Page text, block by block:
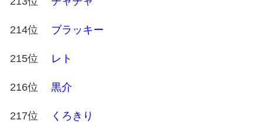
214位 ブラッキー
215位 レト
216位 黒介
217位 くろきり